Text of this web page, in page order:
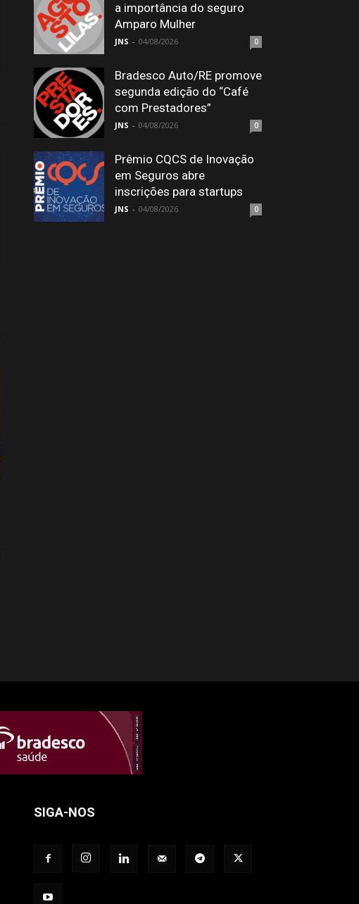
a importância do seguro
Amparo Mulher
JNS - 04/08/2026 0
Bradesco Auto/RE promove
segunda edição do “Café
com Prestadores”
JNS - 04/08/2026 0
Prêmio CQCS de Inovação
em Seguros abre
inscrições para startups
JNS - 04/08/2026 0
SIGA-NOS